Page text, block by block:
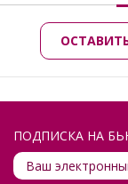
ПОДПИСКА НА